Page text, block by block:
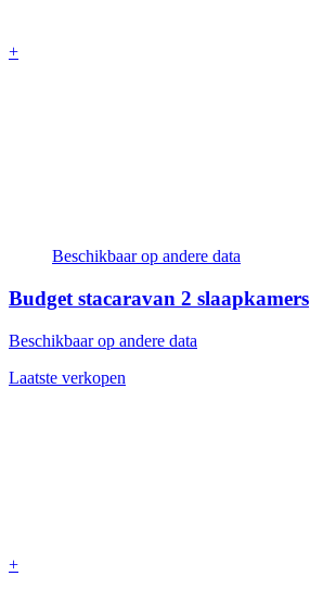
+
Beschikbaar op andere data
Budget stacaravan 2 slaapkamers
Beschikbaar op andere data
Laatste verkopen
+